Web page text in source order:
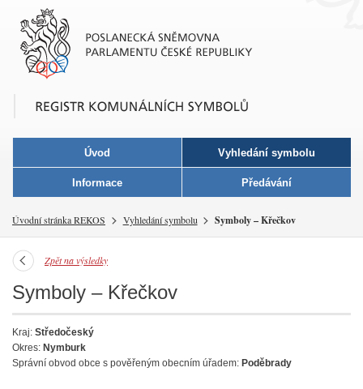
Úvodní stránka REKOS Vyhledání symbolu
› Symboly – Křečkov
Zpět na výsledky
Symboly – Křečkov
Kraj: Středočeský
Okres: Nymburk
Správní obvod obce s pověřeným obecním úřadem: Poděbrady
Úvod Vyhledání symbolu
Informace Předávání